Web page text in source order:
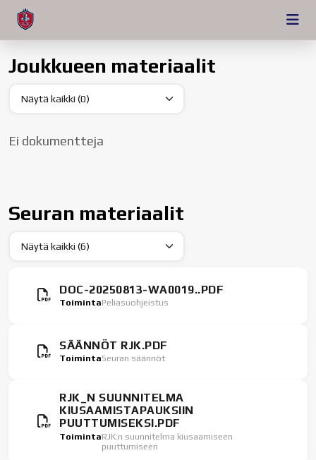
Joukkueen materiaalit
Ei dokumentteja
Seuran materiaalit
DOC-20250813-WA0019..PDF
ToimintaPeliasuohjeistus
SÄÄNNÖT RJK.PDF
ToimintaSeuran säännöt
RJK_N SUUNNITELMA
KIUSAAMISTAPAUKSIIN
PUUTTUMISEKSI.PDF
ToimintaRJK:n suunnitelma kiusaamiseen
puuttumiseen